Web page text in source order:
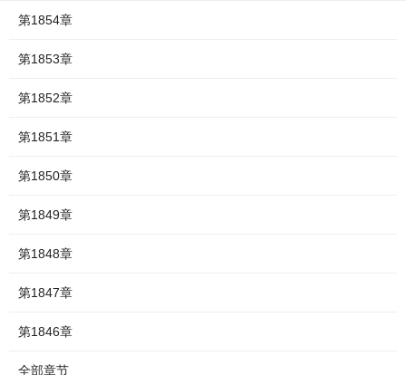
第1854章
第1853章
第1852章
第1851章
第1850章
第1849章
第1848章
第1847章
第1846章
全部章节